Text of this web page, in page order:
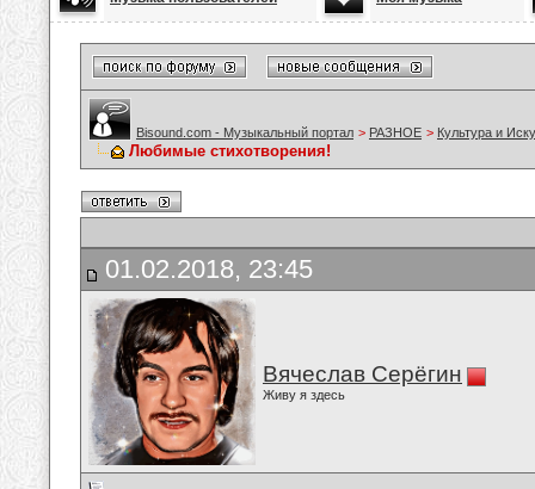
Bisound.com - Музыкальный портал > РАЗНОЕ > Культура и
Любимые стихотворения!
01.02.2018, 23:45
Вячеслав Серёгин
Живу я здесь